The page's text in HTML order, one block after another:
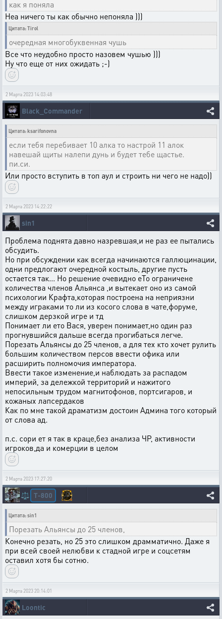
как я поняла
Неа ничего ты как обычно непоняла )))
Цитата: Tirol
очередная многобуквенная чушь
Все что неудобно просто назовем чушью )))
Ну что еще от них ожидать ;-)
2 Марта 2023 14:03:48
Black_Commander
Цитата: ksarifonovna
если тебя перебивает 10 алка то настрой 11 алок
навешай щиты налепи дунь и будет тебе щастье.
пи.си.
Или просто вступить в топ аул и строить ни чего не надо))
2 Марта 2023 14:22:22
sin1
Проблема поднята давно назревшая,и не раз ее пытались
обсудить.
Но при обсуждении как всегда начинаются галлюцинации,
одни предлогают очередной костыль, другие пусть
остается так... Но решение очевидно еТо ограничене
количества членов Альянса ,и вытекает оно из самой
психологии Крафта,которая построена на неприязни
между играками то ли из косого слова в чате,форуме,
слишком дерзкой игре и тд
Понимает ли ето Вася, уверен понимает,но один раз
прогнувшийся дальше всегда прогибаться легче.
Порезать Альянсы до 25 членов, а для тех кто хочет рулить
большим количеством персов ввести офика или
расширить полномочия императора.
Ввести такое изменение,и наблюдать за распадом
империй, за дележкой территорий и нажитого
непосильным трудом магнитофонов, портсигаров, и
кожаных лапсердаков
Как по мне такой драматизм достоин Админа того который
от слова ад.
п.с. сори ет я так в краце,без анализа ЧР, активности
игроков,да и комерции в целом
2 Марта 2023 17:27:20
⚖️ T-800
Цитата: sin1
Порезать Альянсы до 25 членов,
Конечно резать, но 25 это слишком драмматично. Даже я
при всей своей нелюбви к стадной игре и соцсетям
оставил хотя бы сотню.
2 Марта 2023 20:14:01
Loontic